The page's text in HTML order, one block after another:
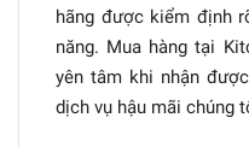
hãng được kiểm định
năng. Mua hàng tại
yên tâm khi nhận
dịch vụ hậu mãi chúng